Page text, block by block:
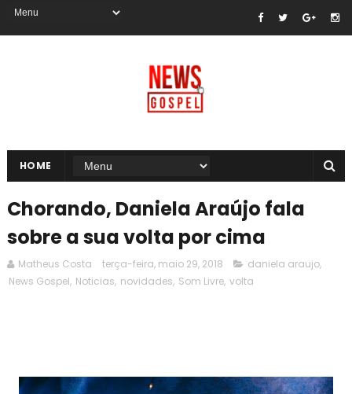
HOME
Chorando, Daniela Araújo fala
sobre a sua volta por cima
Matheus Costa terça-feira, maio 29, 2018 daniela araujo,
News Gospel, Noticias, novidades, Som Livre, volta